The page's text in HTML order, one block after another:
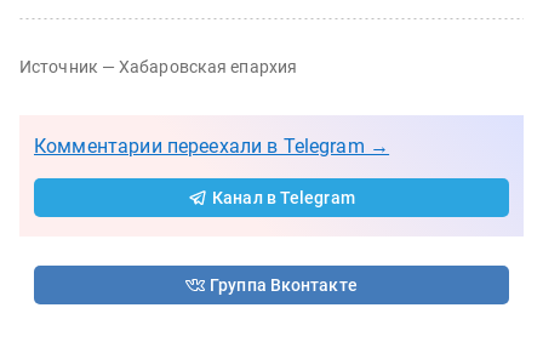
Источник — Хабаровская епархия
Комментарии переехали в Telegram →
Канал в Telegram
Группа Вконтакте